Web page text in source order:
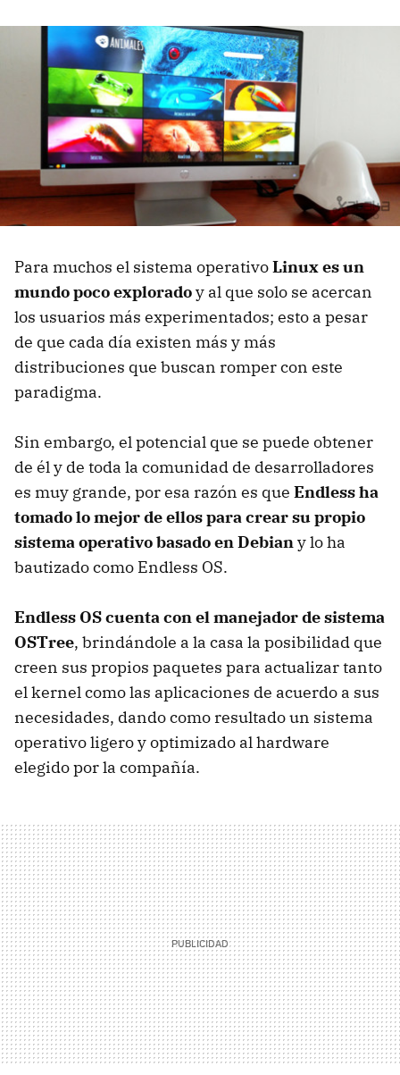
Para muchos el sistema operativoLinux es un
mundo poco exploradoy al que solo se acercan
los usuarios más experimentados; esto a pesar
de que cada día existen más y más
distribuciones que buscan romper con este
paradigma.
Sin embargo, el potencial que se puede obtener
de él y de toda la comunidad de desarrolladores
es muy grande, por esa razón es que Endless ha
tomado lo mejor de ellos para crear su propio
sistema operativo basado en Debiany lo ha
bautizado como Endless OS.
Endless OS cuenta con el manejador de sistema
OSTree, brindándole a la casa la posibilidad que
creen sus propios paquetes para actualizar tanto
el kernel como las aplicaciones de acuerdo a sus
necesidades, dando como resultado un sistema
operativo ligero y optimizado al hardware
elegido por la compañía.